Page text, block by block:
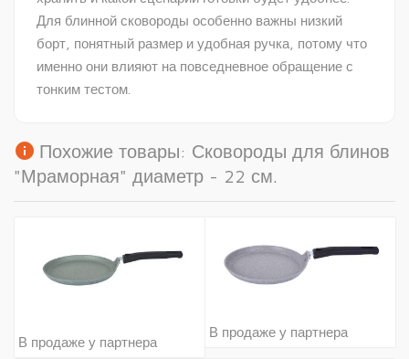
Для блинной сковороды особенно важны низкий
борт, понятный размер и удобная ручка, потому что
именно они влияют на повседневное обращение с
тонким тестом.
info Похожие товары: Сковороды для блинов
"Мраморная" диаметр - 22 см.
В продаже у партнера
В продаже у партнера